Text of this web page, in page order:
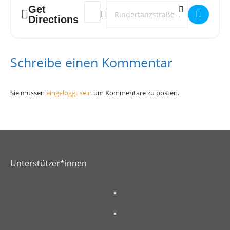
Get
Directions
Address - RanK (Homosella
Destination Address - RanK
Schreibe einen Kommentar
Sie müssen eingeloggt sein um Kommentare zu posten.
Unterstützer*innen